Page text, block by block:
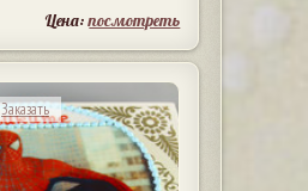
Цена:посмотреть
Заказать